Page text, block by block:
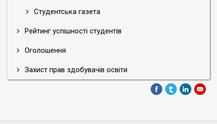
Студентська газета
Рейтинг успішності студентів
Оголошення
Захист прав здобувачів освіти